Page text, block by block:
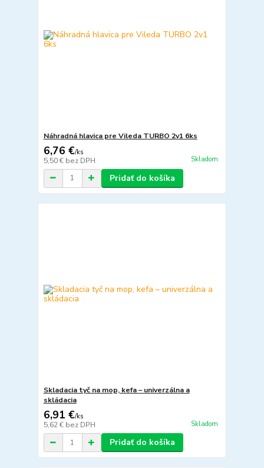
Náhradná hlavica pre Vileda TURBO 2v1 6ks
6,76 €/ks
5,50 € bez DPH Skladom
Pridať do košíka
Skladacia tyč na mop, kefa – univerzálna a
skládacia
6,91 €/ks
5,62 € bez DPH Skladom
Pridať do košíka